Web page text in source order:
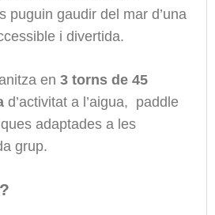
puguin gaudir del mar d’una
i divertida.
en 3 torns de 45
d’activitat a l’aigua, paddle
adaptades a les
grup.